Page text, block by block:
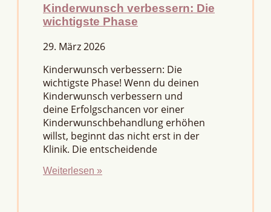
Kinderwunsch verbessern: Die
wichtigste Phase
29. März 2026
Kinderwunsch verbessern: Die
wichtigste Phase! Wenn du deinen
Kinderwunsch verbessern und
deine Erfolgschancen vor einer
Kinderwunschbehandlung erhöhen
willst, beginnt das nicht erst in der
Klinik. Die entscheidende
Weiterlesen »